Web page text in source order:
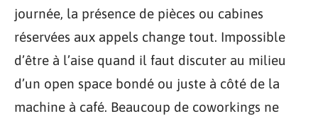
journée, la présence de pièces ou cabines
réservées aux appels change tout. Impossible
d’être à l’aise quand il faut discuter au milieu
d’un open space bondé ou juste à côté de la
machine à café. Beaucoup de coworkings ne